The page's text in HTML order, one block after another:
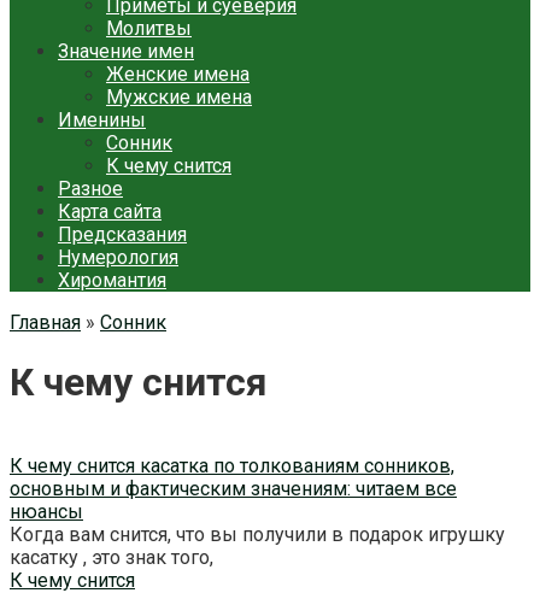
Приметы и суеверия
Молитвы
Значение имен
Женские имена
Мужские имена
Именины
Сонник
К чему снится
Разное
Карта сайта
Предсказания
Нумерология
Хиромантия
Главная » Сонник
К чему снится
К чему снится касатка по толкованиям сонников,
основным и фактическим значениям: читаем все
нюансы
Когда вам снится, что вы получили в подарок игрушку
касатку , это знак того,
К чему снится